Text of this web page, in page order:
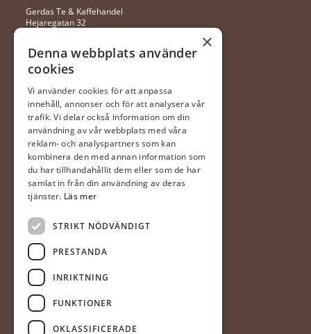
Gerdas Te & Kaffehandel
Hejaregatan 32
0470 – 281 44
Mån-fre 10:00 – 20:00
Lördag 10:00 – 18:00
Söndag 10:00 – 18:00
Halmstad
(Hallarna)
Gerdas Te & Kaffehandel
Prästvägen 1
302 63 Halmstad
035-20 20 340
mia@gerdaste.se
Mån-fre 10:00 – 20:00
×
Denna webbplats använder
cookies
Vi använder cookies för att anpassa
innehåll, annonser och för att analysera vår
trafik. Vi delar också information om din
användning av vår webbplats med våra
reklam- och analyspartners som kan
kombinera den med annan information som
du har tillhandahållit dem eller som de har
samlat in från din användning av deras
tjänster. Läs mer
STRIKT NÖDVÄNDIGT
PRESTANDA
INRIKTNING
FUNKTIONER
OKLASSIFICERADE